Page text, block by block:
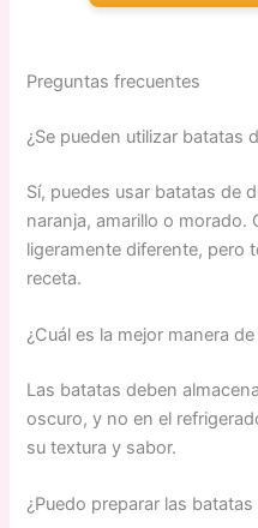
Preguntas frecuentes
¿Se pueden utilizar batatas
Sí, puedes usar batatas de
naranja, amarillo o morado.
ligeramente diferente, pero
receta.
¿Cuál es la mejor manera
Las batatas deben
oscuro, y no en el
su textura y sabor.
¿Puedo preparar las